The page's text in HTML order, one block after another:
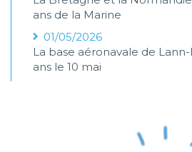
ans de la Marine
01/05/2026
La base aéronavale de
ans le 10 mai